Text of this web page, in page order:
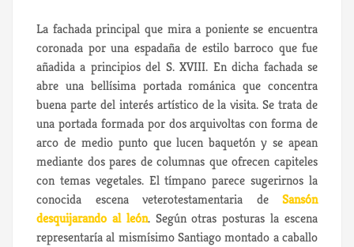
La fachada principal que mira a poniente se encuentra
coronada por una espadaña de estilo barroco que fue
añadida a principios del S. XVIII. En dicha fachada se
abre una bellísima portada románica que concentra
buena parte del interés artístico de la visita. Se trata de
una portada formada por dos arquivoltas con forma de
arco de medio punto que lucen baquetón y se apean
mediante dos pares de columnas que ofrecen capiteles
con temas vegetales. El tímpano parece sugerirnos la
conocida escena veterotestamentaria de Sansón
desquijarando al león. Según otras posturas la escena
representaría al mismísimo Santiago montado a caballo